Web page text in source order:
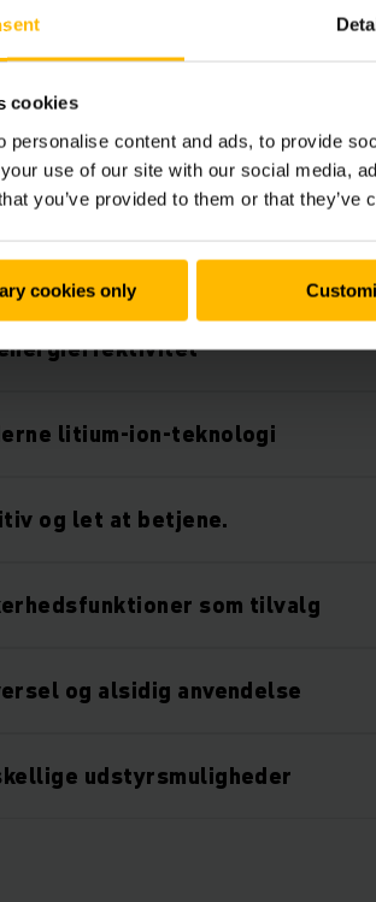
cookies
personalise content and ads, to provide
use of our site with our social media,
you’ve provided to them or that
cookies only
til fleksibelt arbejde
litium-ion-teknologi
og let at betjene.
som tilvalg
og alsidig anvendelse
udstyrsmuligheder